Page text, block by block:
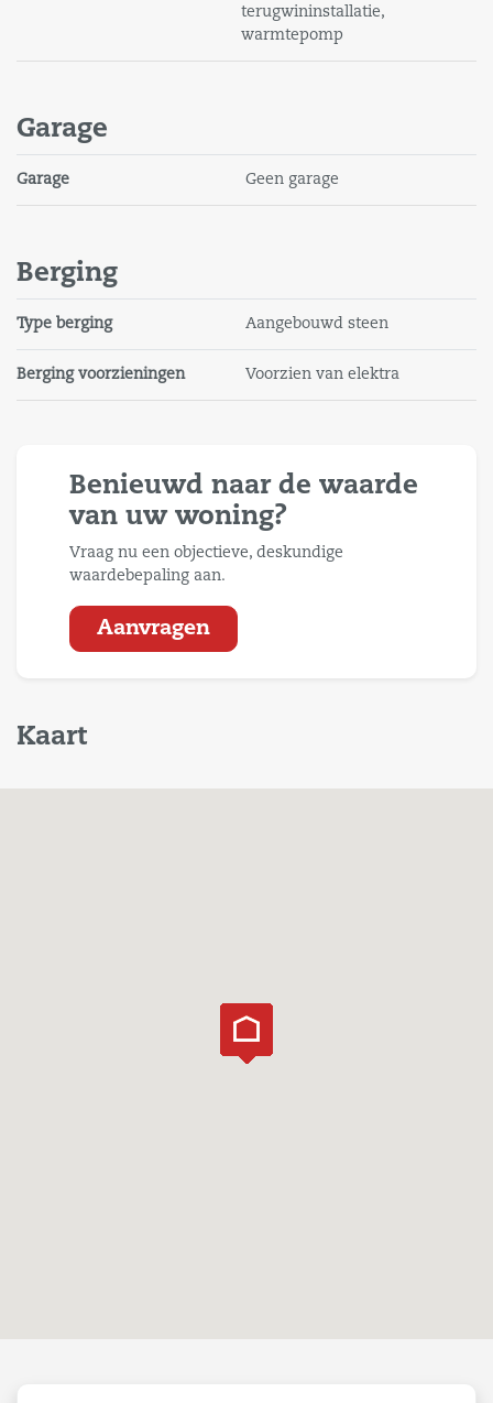
terugwininstallatie,
warmtepomp
Garage
Garage Geen garage
Berging
Type berging Aangebouwd steen
Berging voorzieningen Voorzien van elektra
Benieuwd naar de waarde
van uw woning?
Vraag nu een objectieve, deskundige
waardebepaling aan.
Aanvragen
Kaart